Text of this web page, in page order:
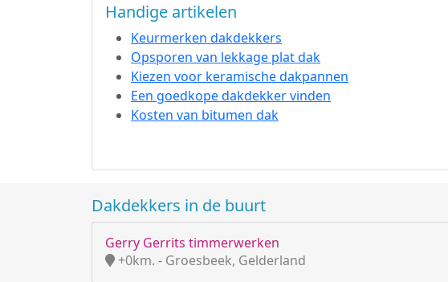
Handige artikelen
Keurmerken dakdekkers
Opsporen van lekkage plat dak
Kiezen voor keramische dakpannen
Een goedkope dakdekker vinden
Kosten van bitumen dak
Dakdekkers in de buurt
Gerry Gerrits timmerwerken
+0km. - Groesbeek, Gelderland